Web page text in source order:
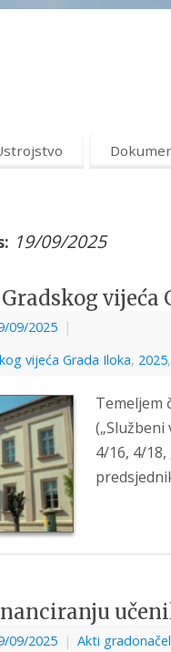
19/09/2025
vijeća
09/2025 |
vijeća Grada Iloka, 2025,
Temeljem
4/16, 4/
09/2025 | Akti